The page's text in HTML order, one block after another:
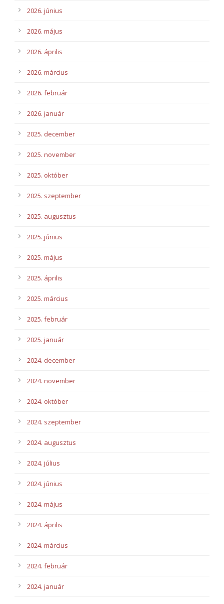
2026. június
2026. május
2026. április
2026. március
2026. február
2026. január
2025. december
2025. november
2025. október
2025. szeptember
2025. augusztus
2025. június
2025. május
2025. április
2025. március
2025. február
2025. január
2024. december
2024. november
2024. október
2024. szeptember
2024. augusztus
2024. július
2024. június
2024. május
2024. április
2024. március
2024. február
2024. január